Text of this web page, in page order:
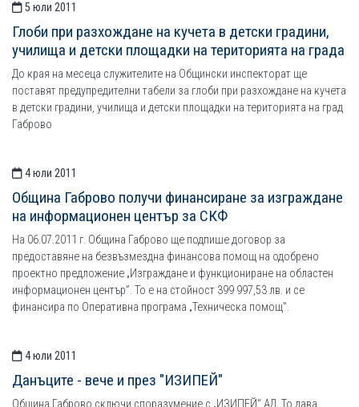
5 юли 2011
Глоби при разхождане на кучета в детски градини,
училища и детски площадки на територията на града
До края на месеца служителите на Общински инспекторат ще
поставят предупредителни табели за глоби при разхождане на кучета
в детски градини, училища и детски площадки на територията на град
Габрово
4 юли 2011
Община Габрово получи финансиране за изграждане
на информационен център за СКФ
На 06.07.2011 г. Община Габрово ще подпише договор за
предоставяне на безвъзмездна финансова помощ на одобрено
проектно предложение „Изграждане и функциониране на областен
информационен център”. То е на стойност 399 997,53 лв. и се
финансира по Оперативна програма „Техническа помощ”.
4 юли 2011
Данъците - вече и през "ИЗИПЕЙ"
Община Габрово сключи споразумение с „ИЗИПЕЙ” АД. То дава